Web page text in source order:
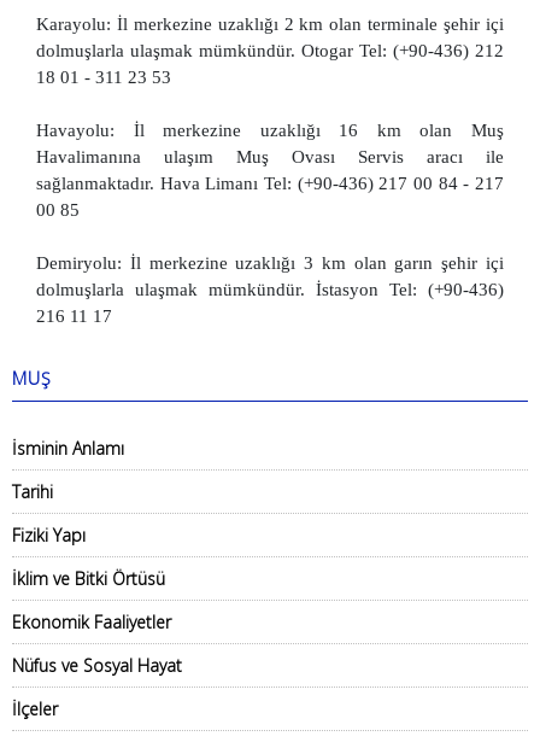
Karayolu: İl merkezine uzaklığı 2 km olan terminale şehir içi
dolmuşlarla ulaşmak mümkündür. Otogar Tel: (+90-436) 212
18 01 - 311 23 53
Havayolu: İl merkezine uzaklığı 16 km olan Muş
Havalimanına ulaşım Muş Ovası Servis aracı ile
sağlanmaktadır. Hava Limanı Tel: (+90-436) 217 00 84 - 217
00 85
Demiryolu: İl merkezine uzaklığı 3 km olan garın şehir içi
dolmuşlarla ulaşmak mümkündür. İstasyon Tel: (+90-436)
216 11 17
MUŞ
İsminin Anlamı
Tarihi
Fiziki Yapı
İklim ve Bitki Örtüsü
Ekonomik Faaliyetler
Nüfus ve Sosyal Hayat
İlçeler